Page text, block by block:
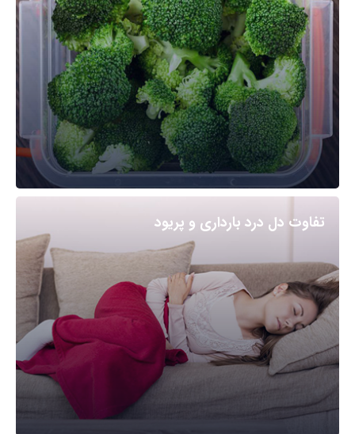
تفاوت دل درد بارداری و پریود